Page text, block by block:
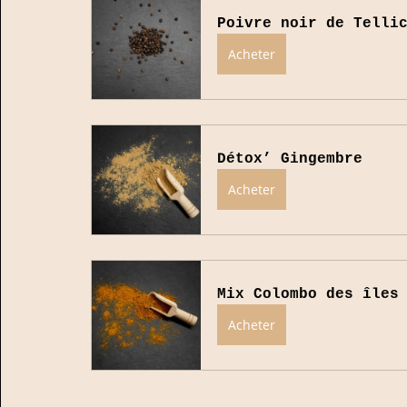
Poivre noir de
Acheter
Détox’ Gingembre
Acheter
Mix Colombo des îles
Acheter